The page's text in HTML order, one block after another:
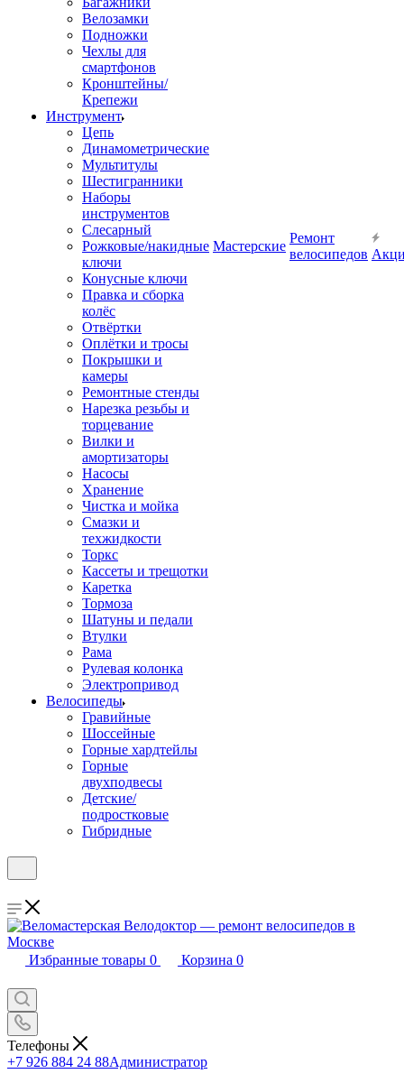
Велозамки
Подножки
Чехлы для
смартфонов
Кронштейны/
Крепежи
Инструмент
Цепь
Динамометрические
Мультитулы
Шестигранники
Наборы
инструментов
Слесарный
Рожковые/накидные
ключи
Конусные ключи
Правка и сборка
колёс
Отвёртки
Оплётки и тросы
Покрышки и
камеры
Ремонтные стенды
Нарезка резьбы и
торцевание
Вилки и
амортизаторы
Насосы
Хранение
Чистка и мойка
Смазки и
техжидкости
Торкс
Кассеты и трещотки
Каретка
Тормоза
Шатуны и педали
Втулки
Рама
Рулевая колонка
Электропривод
Велосипеды
Гравийные
Шоссейные
Горные хардтейлы
Горные
двухподвесы
Детские/
подростковые
Гибридные
Мастерские
Ремонт
велосипедов
Избранные товары 0 Корзина 0
Телефоны
+7 926 884 24 88Администратор